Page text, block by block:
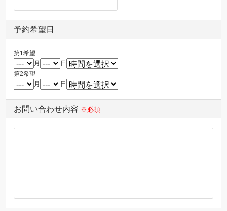
予約希望日
第1希望
月
日
第2希望
月
日
お問い合わせ内容 ※必須